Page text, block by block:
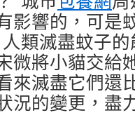
影響的，可是
類滅盡蚊子
微將小貓交給
來滅盡它們還
況的變更，盡